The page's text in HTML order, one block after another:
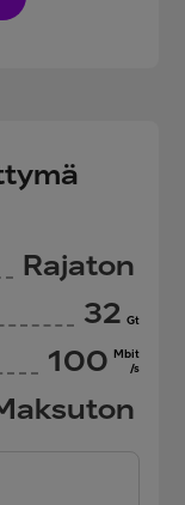
Rajaton
32 Gt
100 Mbit
/s